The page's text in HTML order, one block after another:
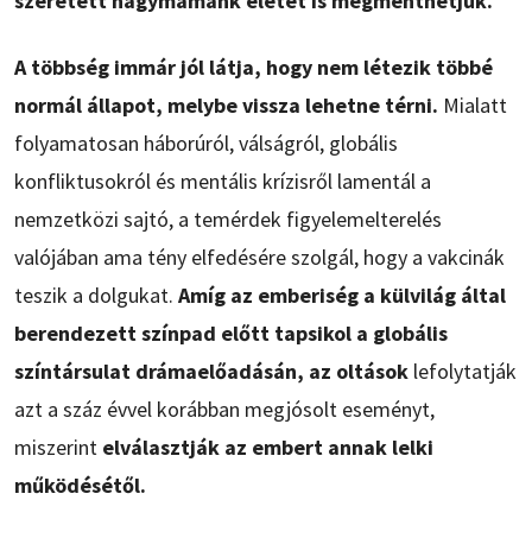
A többség immár jól látja, hogy nem létezik többé
normál állapot, melybe vissza lehetne térni. Mialatt
folyamatosan háborúról, válságról, globális
konfliktusokról és mentális krízisről lamentál a
nemzetközi sajtó, a temérdek figyelemelterelés
valójában ama tény elfedésére szolgál, hogy a vakcinák
teszik a dolgukat. Amíg az emberiség a külvilág által
berendezett színpad előtt tapsikol a globális
színtársulat drámaelőadásán, az oltások lefolytatják
azt a száz évvel korábban megjósolt eseményt,
miszerint elválasztják az embert annak lelki
működésétől.